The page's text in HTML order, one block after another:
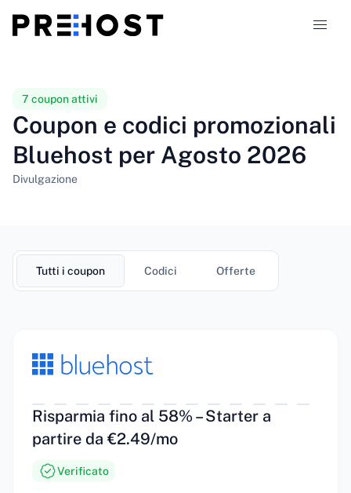
Confronti
Coupon 319
IT
7 coupon attivi
Coupon e codici promozionali
Bluehost per Agosto 2026
Divulgazione
Tutti i coupon Codici Offerte
Risparmia fino al 58% – Starter a
partire da €2.49/mo
Verificato